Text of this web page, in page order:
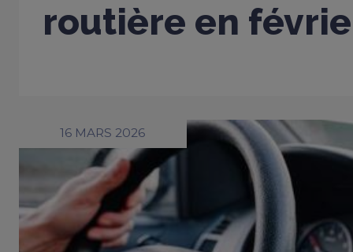
routière en
16 MARS 2026